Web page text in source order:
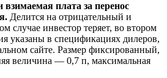
плата за перенос
Делится на отрицательный и
случае инвестор теряет, во втором
указаны в спецификациях дилеров,
сайте. Размер фиксированный,
величина — 0,7 п, максимальная